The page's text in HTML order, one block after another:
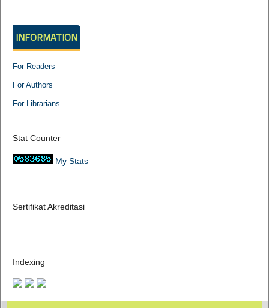
INFORMATION
For Readers
For Authors
For Librarians
Stat Counter
My Stats
Sertifikat Akreditasi
Indexing